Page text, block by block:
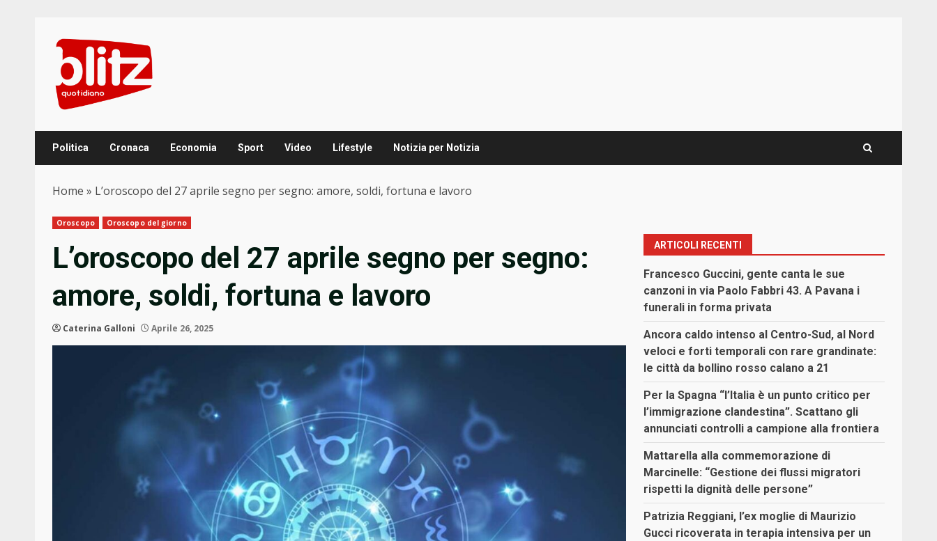
content
Politica Cronaca Economia Sport Video Lifestyle Notizia per Notizia
Home » L’oroscopo del 27 aprile segno per segno: amore, soldi, fortuna e lavoro
Oroscopo Oroscopo del giorno
L’oroscopo del 27 aprile segno per segno:
amore, soldi, fortuna e lavoro
Caterina Galloni Aprile 26, 2025
ARTICOLI RECENTI
Francesco Guccini, gente canta le sue
canzoni in via Paolo Fabbri 43. A Pavana i
funerali in forma privata
Ancora caldo intenso al Centro-Sud, al Nord
veloci e forti temporali con rare grandinate:
le città da bollino rosso calano a 21
Per la Spagna “l’Italia è un punto critico per
l’immigrazione clandestina”. Scattano gli
annunciati controlli a campione alla frontiera
Mattarella alla commemorazione di
Marcinelle: “Gestione dei flussi migratori
rispetti la dignità delle persone”
Patrizia Reggiani, l’ex moglie di Maurizio
Gucci ricoverata in terapia intensiva per un